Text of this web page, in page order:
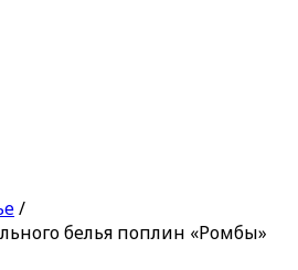
/
белья поплин «Ромбы»